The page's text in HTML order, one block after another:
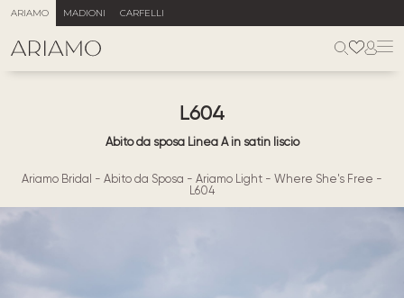
ARIAMO MADIONI CARFELLI
L604
Abito da sposa Linea A in satin liscio
Ariamo Bridal - Abito da Sposa - Ariamo Light - Where She's Free -
L604